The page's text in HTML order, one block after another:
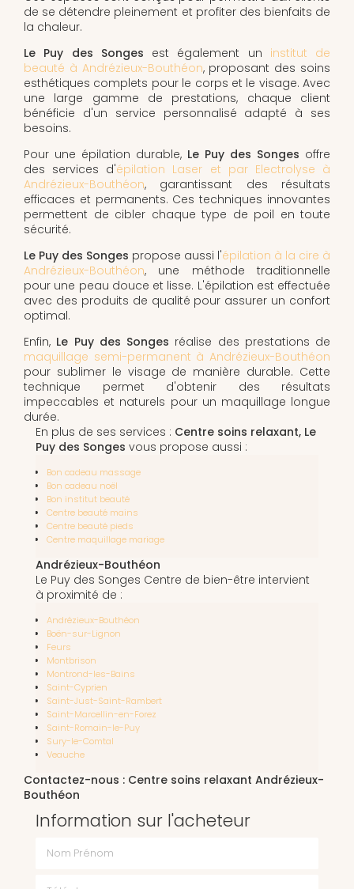
de se détendre pleinement et profiter des bienfaits de
la chaleur.
Le Puy des Songes est également un institut de
beauté à Andrézieux-Bouthéon, proposant des soins
esthétiques complets pour le corps et le visage. Avec
une large gamme de prestations, chaque client
bénéficie d'un service personnalisé adapté à ses
besoins.
Pour une épilation durable, Le Puy des Songes offre
des services d'épilation Laser et par Electrolyse à
Andrézieux-Bouthéon, garantissant des résultats
efficaces et permanents. Ces techniques innovantes
permettent de cibler chaque type de poil en toute
sécurité.
Le Puy des Songes propose aussi l'épilation à la cire à
Andrézieux-Bouthéon, une méthode traditionnelle
pour une peau douce et lisse. L'épilation est effectuée
avec des produits de qualité pour assurer un confort
optimal.
Enfin, Le Puy des Songes réalise des prestations de
maquillage semi-permanent à Andrézieux-Bouthéon
pour sublimer le visage de manière durable. Cette
technique permet d'obtenir des résultats
impeccables et naturels pour un maquillage longue
durée.
En plus de ses services : Centre soins relaxant, Le
Puy des Songes vous propose aussi :
Bon cadeau massage
Bon cadeau noël
Bon institut beauté
Centre beauté mains
Centre beauté pieds
Centre maquillage mariage
Andrézieux-Bouthéon
Le Puy des Songes Centre de bien-être intervient
à proximité de :
Andrézieux-Bouthéon
Boën-sur-Lignon
Feurs
Montbrison
Montrond-les-Bains
Saint-Cyprien
Saint-Just-Saint-Rambert
Saint-Marcellin-en-Forez
Saint-Romain-le-Puy
Sury-le-Comtal
Veauche
Contactez-nous : Centre soins relaxant Andrézieux-
Bouthéon
Information sur l'acheteur